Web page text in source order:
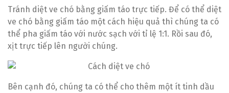
Tránh diệt ve chó bằng giấm táo trực tiếp. Để có thể diệt
ve chó bằng giấm táo một cách hiệu quả thì chúng ta có
thể pha giấm táo với nước sạch với tỉ lệ 1:1. Rồi sau đó,
xịt trực tiếp lên người chúng.
Bên cạnh đó, chúng ta có thể cho thêm một ít tinh dầu